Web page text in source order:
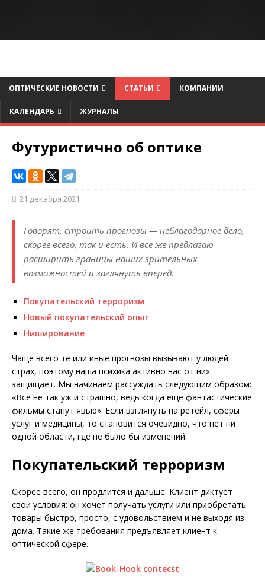
ОПТИЧЕСКИЕ НОВОСТИ СТАТЬИ КОМПАНИИ
КАЛЕНДАРЬ ЖУРНАЛЫ
Футуристично об оптике
21 декабря 2021
Говорят, строить прогнозы — неблагодарное дело,
скорее всего, так и есть. И все же предлагаю
расширить границы наших зрительных
возможностей и заглянуть вперед.
Покупательский терроризм
Новый покупательский опыт
Ниширование
Чаще всего те или иные прогнозы вызывают у людей
страх, поэтому наша психика активно нас от них
защищает. Мы начинаем рассуждать следующим образом:
«Все не так уж и страшно, ведь когда еще фантастические
фильмы станут явью». Если взглянуть на ретейл, сферы
услуг и медицины, то становится очевидно, что нет ни
одной области, где не было бы изменений.
Покупательский терроризм
Скорее всего, он продлится и дальше. Клиент диктует
свои условия: он хочет получать услуги или приобретать
товары быстро, просто, с удовольствием и не выходя из
дома. Такие же требования предъявляет клиент к
оптической сфере.